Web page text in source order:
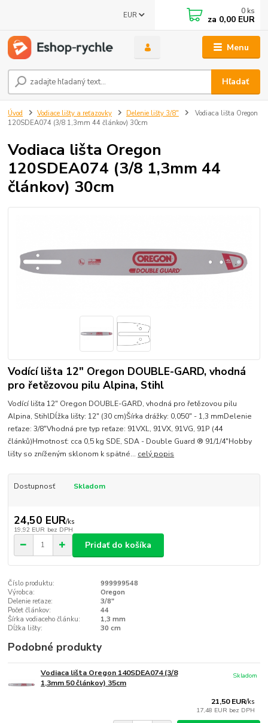
Menu
EUR
Hľadať
0 ks
za 0,00 EUR
Úvod Vodiace lišty a reťazovky Delenie lišty 3/8"
Vodiaca lišta Oregon
120SDEA074 (3/8 1,3mm 44 článkov) 30cm
Vodiaca lišta Oregon
120SDEA074 (3/8 1,3mm 44
článkov) 30cm
Vodící lišta 12" Oregon DOUBLE-GARD, vhodná
pro řetězovou pilu Alpina, Stihl
Vodící lišta 12" Oregon DOUBLE-GARD, vhodná pro řetězovou pilu
Alpina, StihlDĺžka lišty: 12" (30 cm)Šírka drážky: 0,050" - 1,3 mmDelenie
reťaze: 3/8"Vhodná pre typ reťaze: 91VXL, 91VX, 91VG, 91P (44
článků)Hmotnosť: cca 0,5 kg SDE, SDA - Double Guard ® 91/1/4"Hobby
lišty so zníženým sklonom k spätné... celý popis
Dostupnosť Skladom
24,50 EUR/ks
19,92 EUR bez DPH
Pridať do košíka
Číslo produktu:
999999548
Výrobca:
Oregon
Delenie reťaze:
3/8"
Počet článkov:
44
Šírka vodiaceho článku:
1,3 mm
Dĺžka lišty:
30 cm
Podobné produkty
Vodiaca lišta Oregon 140SDEA074 (3/8
1,3mm 50 článkov) 35cm
21,50 EUR/ks
17,48 EUR bez DPH
Skladom